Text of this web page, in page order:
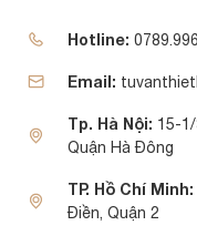
Hotline:
Email:
Tp. Hà Nội: 15-
Quận Hà Đông
TP. Hồ Chí Minh:
Điền, Quận 2